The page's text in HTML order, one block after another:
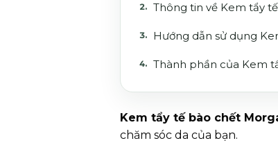
Thông tin về Kem tẩy
Hướng dẫn sử dụng
Thành phần của Kem
Kem tẩy tế bào chết
chăm sóc da của bạn.